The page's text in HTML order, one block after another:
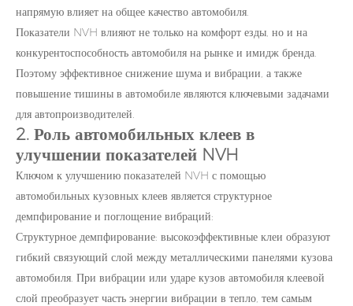
напрямую влияет на общее качество автомобиля.
Показатели NVH влияют не только на комфорт езды, но и на
конкурентоспособность автомобиля на рынке и имидж бренда.
Поэтому эффективное снижение шума и вибрации, а также
повышение тишины в автомобиле являются ключевыми задачами
для автопроизводителей.
2. Роль автомобильных клеев в
улучшении показателей NVH
Ключом к улучшению показателей NVH с помощью
автомобильных кузовных клеев является структурное
демпфирование и поглощение вибраций:
Структурное демпфирование: высокоэффективные клеи образуют
гибкий связующий слой между металлическими панелями кузова
автомобиля. При вибрации или ударе кузов автомобиля клеевой
слой преобразует часть энергии вибрации в тепло, тем самым